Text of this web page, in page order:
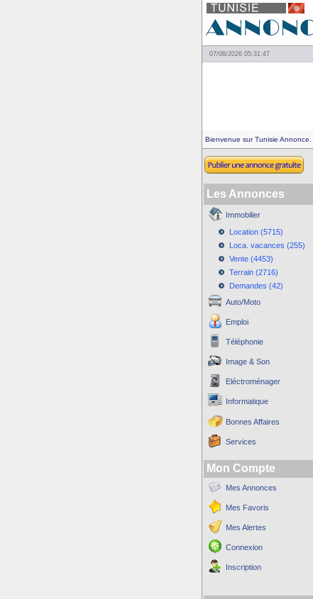
07/08/2026 05:31:47
Bienvenue sur Tunisie Annonce.
Les Annonces
Immobilier
Location (5715)
Loca. vacances (255)
Vente (4453)
Terrain (2716)
Demandes (42)
Auto/Moto
Emploi
Téléphonie
Image & Son
Eléctroménager
Informatique
Bonnes Affaires
Services
Mon Compte
Mes Annonces
Mes Favoris
Mes Alertes
Connexion
Inscription